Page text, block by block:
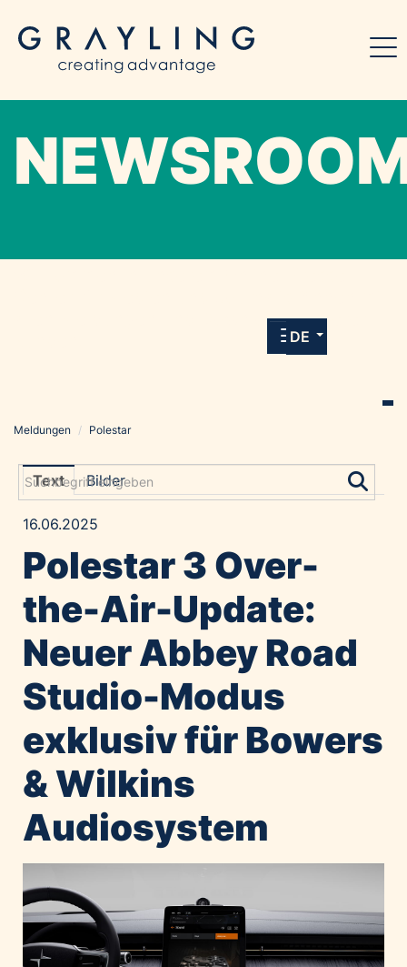
allen Meldungen und Downloads unserer
DE
Grayling Agentur
Alawyer
Amadeus Austrian Music Awards
Constantia Flexibles
Costa Kreuzfahrten
Emirates
Expo 2025 Osaka
GE HealthCare
Home of Work
Huawei Consumer Business Group
JP Immobilien
JYSK
Kroatische Zentrale für Tourismus
Meldungen / Polestar
Text Bilder
16.06.2025
Polestar 3 Over-
the-Air-Update:
Neuer Abbey Road
Studio-Modus
exklusiv für Bowers
& Wilkins
Audiosystem